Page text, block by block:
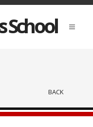
School
BACK